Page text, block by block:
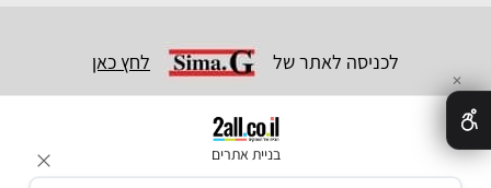
לכניסה לאתר של לחץ כאן
בניית אתרים
✕